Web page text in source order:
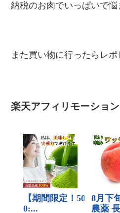
納税のお肉でいっぱいで
また買い物に行ったらレポ
楽天アフィリモーション